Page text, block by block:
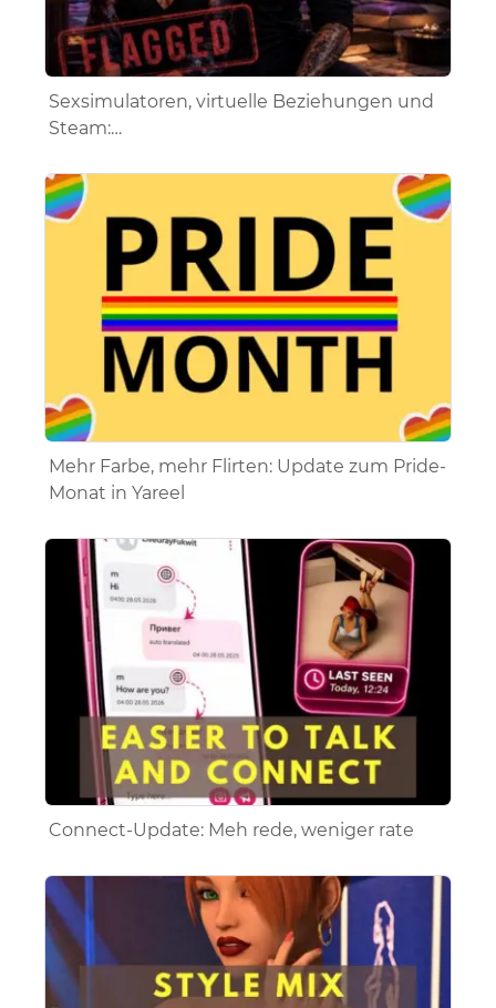
Sexsimulatoren, virtuelle Beziehungen und
Steam:…
Mehr Farbe, mehr Flirten: Update zum Pride-
Monat in Yareel
Connect-Update: Meh rede, weniger rate